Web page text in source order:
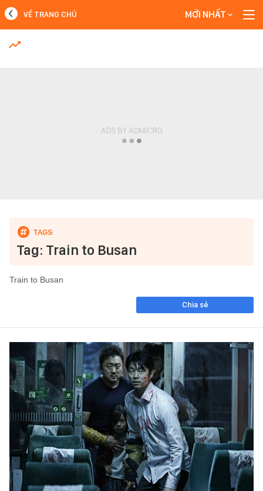
MỚI NHẤT
VỀ TRANG CHỦ MỚI NHẤT
Tag: Train to Busan
Train to Busan
Chia sẻ